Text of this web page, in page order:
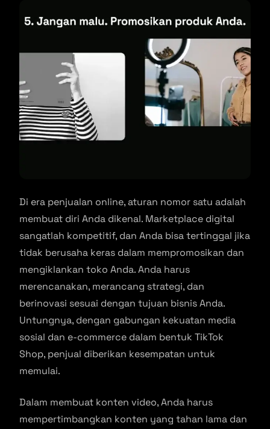
Di era penjualan online, aturan nomor satu adalah
membuat diri Anda dikenal. Marketplace digital
sangatlah kompetitif, dan Anda bisa tertinggal jika
tidak berusaha keras dalam mempromosikan dan
mengiklankan toko Anda. Anda harus
merencanakan, merancang strategi, dan
berinovasi sesuai dengan tujuan bisnis Anda.
Untungnya, dengan gabungan kekuatan media
sosial dan e-commerce dalam bentuk TikTok
Shop, penjual diberikan kesempatan untuk
memulai.
Dalam membuat konten video, Anda harus
mempertimbangkan konten yang tahan lama dan